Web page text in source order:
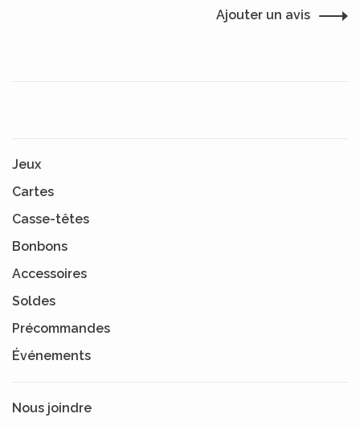
Ajouter un avis
Jeux
Cartes
Casse-têtes
Bonbons
Accessoires
Soldes
Précommandes
Événements
Nous joindre